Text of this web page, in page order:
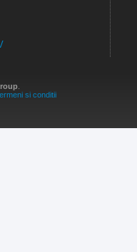
si conditii